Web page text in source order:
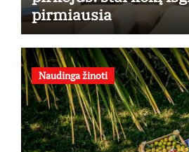
pirmiausia
Naudinga žinoti